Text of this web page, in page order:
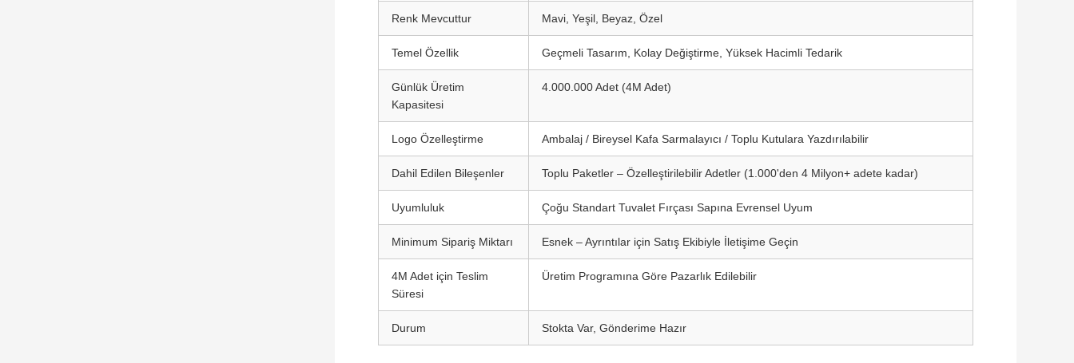
Renk Mevcuttur Mavi, Yeşil, Beyaz, Özel
Temel Özellik Geçmeli Tasarım, Kolay Değiştirme, Yüksek Hacimli Tedarik
Günlük Üretim
Kapasitesi
4.000.000 Adet (4M Adet)
Logo Özelleştirme Ambalaj / Bireysel Kafa Sarmalayıcı / Toplu Kutulara Yazdırılabilir
Dahil Edilen Bileşenler Toplu Paketler – Özelleştirilebilir Adetler (1.000'den 4 Milyon+ adete kadar)
Uyumluluk Çoğu Standart Tuvalet Fırçası Sapına Evrensel Uyum
Minimum Sipariş Miktarı Esnek – Ayrıntılar için Satış Ekibiyle İletişime Geçin
4M Adet için Teslim
Süresi
Üretim Programına Göre Pazarlık Edilebilir
Durum Stokta Var, Gönderime Hazır